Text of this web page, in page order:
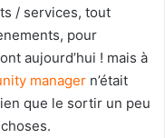
/ services, tout
pour
aujourd’hui ! mais à
manager n’était
que le sortir un peu